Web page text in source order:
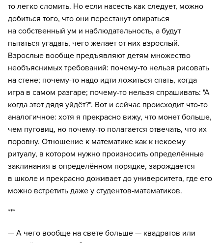
то легко сломить. Но если насесть как следует, можно
добиться того, что они перестанут опираться
на собственный ум и наблюдательность, а будут
пытаться угадать, чего желает от них взрослый.
Взрослые вообще предъявляют детям множество
необъяснимых требований: почему-то нельзя рисовать
на стене; почему-то надо идти ложиться спать, когда
игра в самом разгаре; почему-то нельзя спрашивать: "А
когда этот дядя уйдёт?". Вот и сейчас происходит что-то
аналогичное: хотя я прекрасно вижу, что монет больше,
чем пуговиц, но почему-то полагается отвечать, что их
поровну. Отношение к математике как к некоему
ритуалу, в котором нужно произносить определённые
заклинания в определённом порядке, зарождается
в школе и прекрасно доживает до университета, где его
можно встретить даже у студентов-математиков.
***
— А чего вообще на свете больше — квадратов или
8 800 500-49-66
info@bandaumnikov.ru
2012 — 2026
Подписаться на рассылки